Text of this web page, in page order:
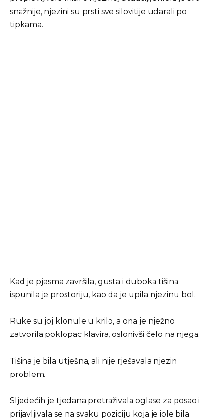
snažnije, njezini su prsti sve silovitije udarali po
tipkama.
Kad je pjesma završila, gusta i duboka tišina
ispunila je prostoriju, kao da je upila njezinu bol.
Ruke su joj klonule u krilo, a ona je nježno
zatvorila poklopac klavira, oslonivši čelo na njega.
Tišina je bila utješna, ali nije rješavala njezin
problem.
Sljedećih je tjedana pretraživala oglase za posao i
prijavljivala se na svaku poziciju koja je iole bila